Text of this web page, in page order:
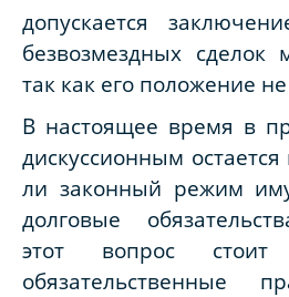
допускается
безвозмездных сделок
так как его положение
В настоящее время в
дискуссионным
ли законный режим
долговые
этот вопрос
обязательственные